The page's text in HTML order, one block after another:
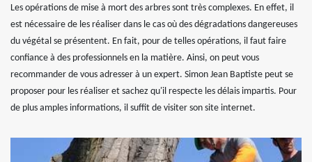
Les opérations de mise à mort des arbres sont très complexes. En effet, il
est nécessaire de les réaliser dans le cas où des dégradations dangereuses
du végétal se présentent. En fait, pour de telles opérations, il faut faire
confiance à des professionnels en la matière. Ainsi, on peut vous
recommander de vous adresser à un expert. Simon Jean Baptiste peut se
proposer pour les réaliser et sachez qu'il respecte les délais impartis. Pour
de plus amples informations, il suffit de visiter son site internet.